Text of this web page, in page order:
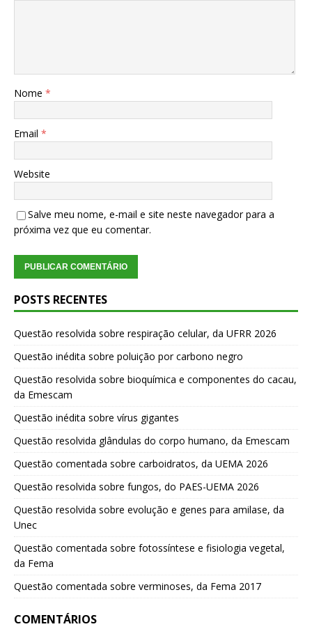
Nome *
Email *
Website
Salve meu nome, e-mail e site neste navegador para a
próxima vez que eu comentar.
POSTS RECENTES
Questão resolvida sobre respiração celular, da UFRR 2026
Questão inédita sobre poluição por carbono negro
Questão resolvida sobre bioquímica e componentes do cacau,
da Emescam
Questão inédita sobre vírus gigantes
Questão resolvida glândulas do corpo humano, da Emescam
Questão comentada sobre carboidratos, da UEMA 2026
Questão resolvida sobre fungos, do PAES-UEMA 2026
Questão resolvida sobre evolução e genes para amilase, da
Unec
Questão comentada sobre fotossíntese e fisiologia vegetal,
da Fema
Questão comentada sobre verminoses, da Fema 2017
COMENTÁRIOS